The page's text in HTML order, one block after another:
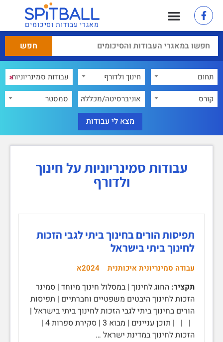
מאגרי עבודות וסיכומים
תחום חינוך ולדורף ×
קורס אוניברסיטה/מכללה סמסטר
עבודות סמינריוניות על חינוך
ולדורף
תפיסות הורים בחינוך ביתי לגבי הזכות
לחינוך ביתי בישראל
עבודה סמינריונית איכותנית 2024א
תקציר: החוג לחינוך | במסלול חינוך מיוחד | סמינר
הזכות לחינוך היבטים משפטיים וחברתיים | תפיסות
הורים בחינוך ביתי לגבי הזכות לחינוך ביתי בישראל |
| | | תוכן עניינים | מבוא 3 | סקירת ספרות 4 |
הזכות לחינוך במדינת ישראל …